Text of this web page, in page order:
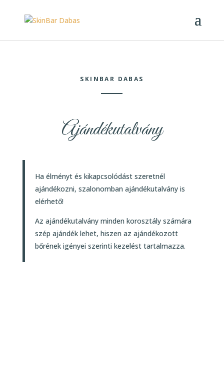
SKINBAR DABAS
Ajándékutalvány
Ha élményt és kikapcsolódást szeretnél
ajándékozni, szalonomban ajándékutalvány is
elérhető!
Az ajándékutalvány minden korosztály számára
szép ajándék lehet, hiszen az ajándékozott
bőrének igényei szerinti kezelést tartalmazza.